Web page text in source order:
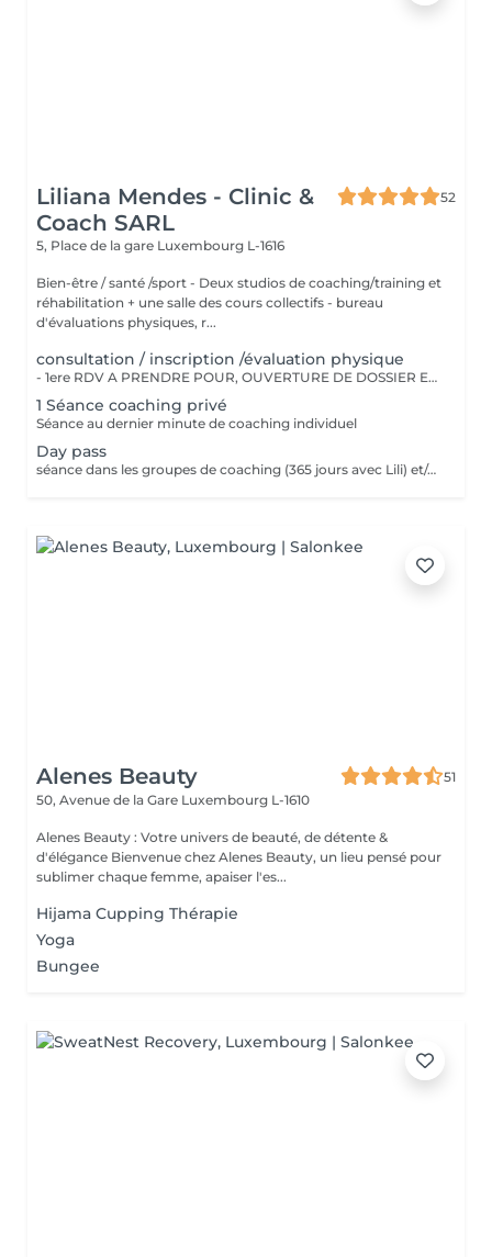
Liliana Mendes - Clinic &
Coach SARL
52
5, Place de la gare Luxembourg L-1616
Bien-être / santé /sport - Deux studios de coaching/training et
réhabilitation + une salle des cours collectifs - bureau
d'évaluations physiques, r...
consultation / inscription /évaluation physique
- 1ere RDV A PRENDRE POUR, OUVERTURE DE DOSSIER ET EXPLICATIONS/CONSEILS - INSCRIPTION CHEZ LILIANA MENDES CLINIC & COACH - EVALUATION PHYSIQUE ET ANAMENSE - ON PAYE UNE SEULE FOIS!!
1 Séance coaching privé
Séance au dernier minute de coaching individuel
Day pass
séance dans les groupes de coaching (365 jours avec Lili) et/ou cours collectifs Pas valable pour coaching privé !!!! Day pass
Alenes Beauty
51
50, Avenue de la Gare Luxembourg L-1610
Alenes Beauty : Votre univers de beauté, de détente &
d'élégance Bienvenue chez Alenes Beauty, un lieu pensé pour
sublimer chaque femme, apaiser l'es...
Hijama Cupping Thérapie
Yoga
Bungee